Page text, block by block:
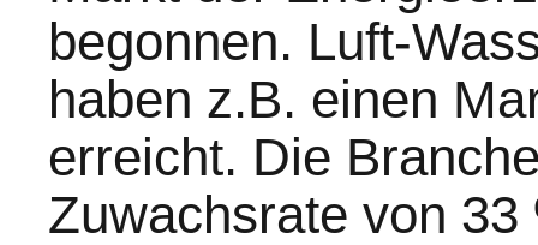
begonnen. Luft-
haben z.B. einen
erreicht. Die
Zuwachsrate von